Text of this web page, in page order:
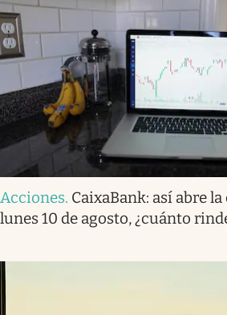
Acciones. CaixaBank: así abre
lunes 10 de agosto, ¿cuánto